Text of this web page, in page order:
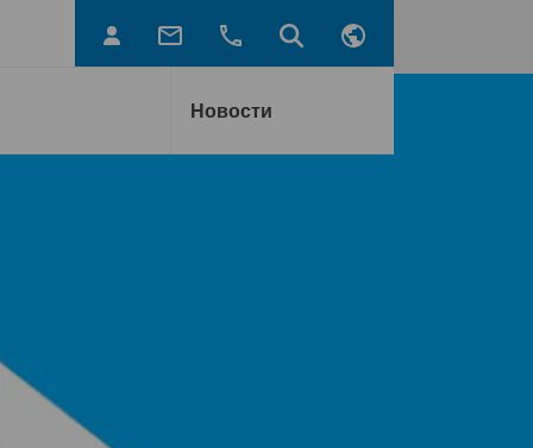
Новости